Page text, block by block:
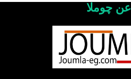
عن چوملا